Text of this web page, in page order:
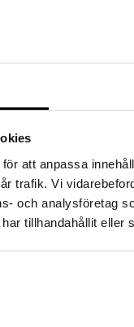
att anpassa
trafik. Vi
och analysföretag
tillhandahållit
kategorier och